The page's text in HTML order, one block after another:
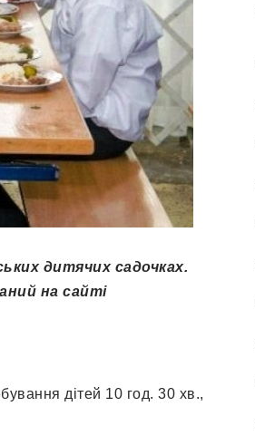
дитячих садочках.
на сайті
дітей 10 год. 30 хв.,